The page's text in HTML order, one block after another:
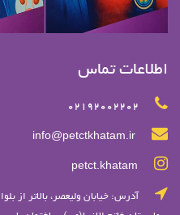
اطلاعات تماس
02192002202
info@petctkhatam.ir
petct.khatam
آدرس: خيابان وليعصر، بالاتر از